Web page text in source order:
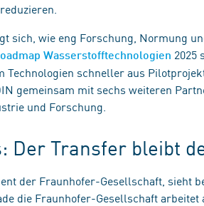
sich, wie eng Forschung, Normung
Wasserstofftechnologien 2025
Technologien schneller aus
gemeinsam mit sechs weiteren
und Forschung.
Der Transfer bleibt
der Fraunhofer-Gesellschaft, sieht
die Fraunhofer-Gesellschaft